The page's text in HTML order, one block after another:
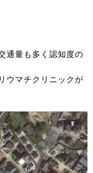
通量も多く認知度の
ウマチクリニックが